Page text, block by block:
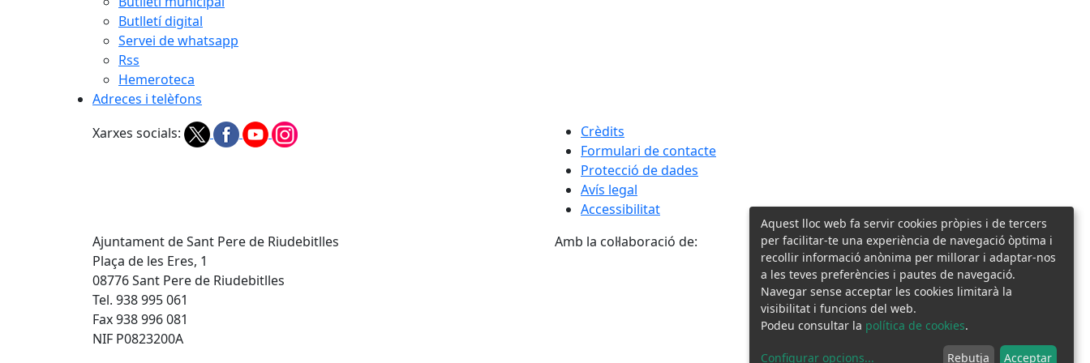
Butlletí digital
Servei de whatsapp
Rss
Hemeroteca
Adreces i telèfons
Xarxes socials:
Crèdits
Formulari de contacte
Protecció de dades
Avís legal
Accessibilitat
Ajuntament de Sant Pere de Riudebitlles
Plaça de les Eres, 1
08776 Sant Pere de Riudebitlles
Tel. 938 995 061
Fax 938 996 081
NIF P0823200A
Amb la col·laboració de:
Aquest lloc web fa servir cookies pròpies i de tercers
per facilitar-te una experiència de navegació òptima i
recollir informació anònima per millorar i adaptar-nos
a les teves preferències i pautes de navegació.
Navegar sense acceptar les cookies limitarà la
visibilitat i funcions del web.
Podeu consultar la política de cookies.
Configurar opcions... Rebutja Acceptar